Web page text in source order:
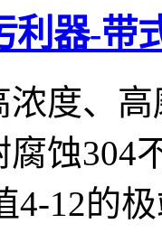
利器-带
浓度、
蚀304
4-12的